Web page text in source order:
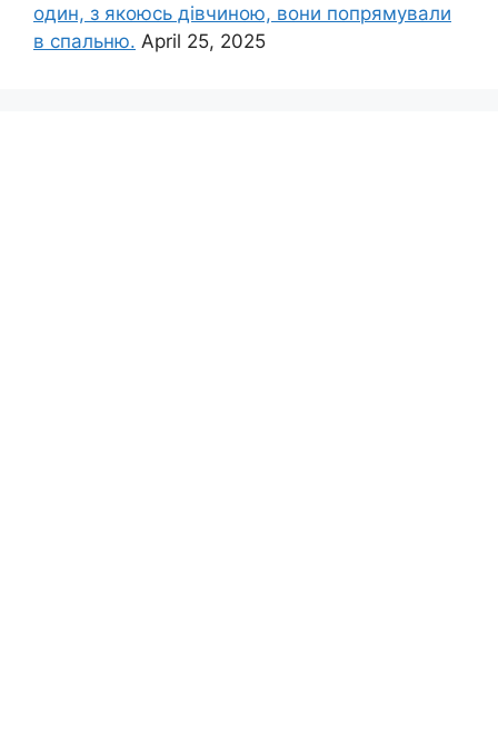
один, з якоюсь дівчиною, вони попрямували
в спальню. April 25, 2025